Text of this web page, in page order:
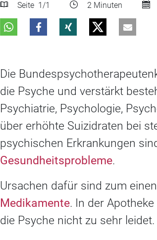
Seite 1 /1 2 Minuten
Die
die Psyche und verstärkt
Psychiatrie, Psychologie,
über erhöhte Suizidraten bei
psychischen Erkrankungen
Gesundheitsprobleme.
Ursachen dafür sind zum
Medikamente. In der
die Psyche nicht zu sehr leidet.